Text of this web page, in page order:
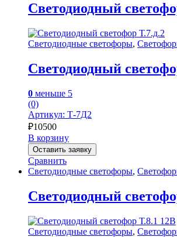
Светодиодный
Светодиодные светофоры,
Светодиодный
0 меньше 5
(0)
Артикул: Т-7Д2
₽10500
В корзину
Оставить заявку
Сравнить
Светодиодные светофоры,
Светодиодный
Светодиодные светофоры,